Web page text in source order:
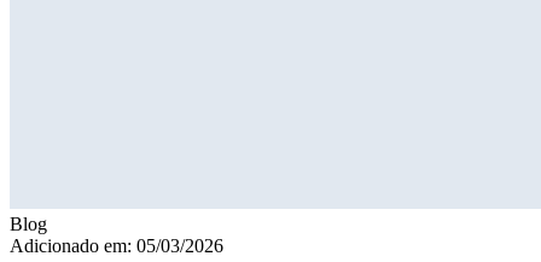
Blog
Adicionado em: 05/03/2026